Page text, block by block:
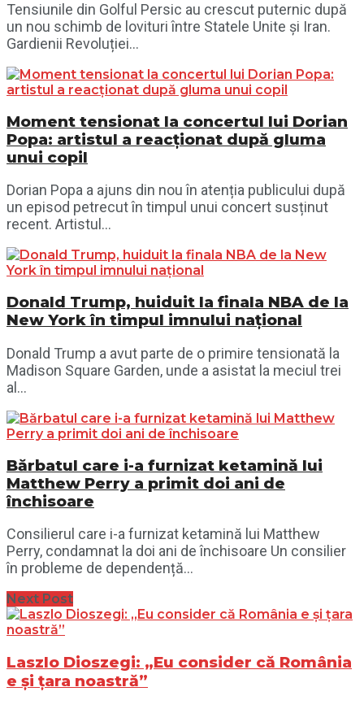
Tensiunile din Golful Persic au crescut puternic după
un nou schimb de lovituri între Statele Unite și Iran.
Gardienii Revoluției...
Moment tensionat la concertul lui Dorian
Popa: artistul a reacționat după gluma
unui copil
Dorian Popa a ajuns din nou în atenția publicului după
un episod petrecut în timpul unui concert susținut
recent. Artistul...
Donald Trump, huiduit la finala NBA de la
New York în timpul imnului național
Donald Trump a avut parte de o primire tensionată la
Madison Square Garden, unde a asistat la meciul trei
al...
Bărbatul care i-a furnizat ketamină lui
Matthew Perry a primit doi ani de
închisoare
Consilierul care i-a furnizat ketamină lui Matthew
Perry, condamnat la doi ani de închisoare Un consilier
în probleme de dependență...
Next Post
Laszlo Dioszegi: „Eu consider că România
e și țara noastră”